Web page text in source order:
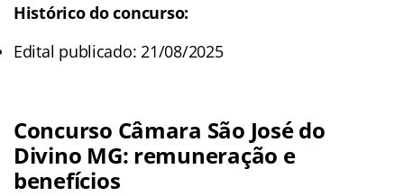
Histórico do concurso:
Edital publicado: 21/08/2025
Concurso Câmara São José do
Divino MG: remuneração e
benefícios